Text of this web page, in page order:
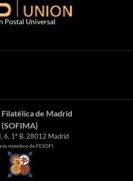
Postal Universal
Filatélica de Madrid
(SOFIMA)
6, 1º B. 28012 Madrid
es miembro de FESOFI